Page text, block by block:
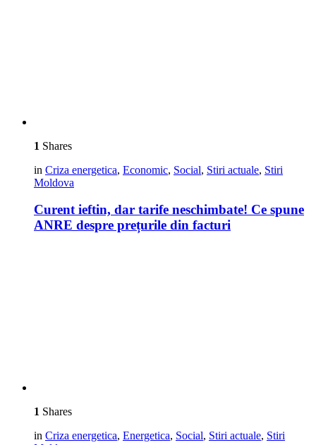
1 Shares
in Criza energetica, Economic, Social, Stiri actuale, Stiri
Moldova
Curent ieftin, dar tarife neschimbate! Ce spune
ANRE despre prețurile din facturi
1 Shares
in Criza energetica, Energetica, Social, Stiri actuale, Stiri